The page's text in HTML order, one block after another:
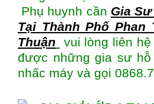
Phụ huynh cần Gia
Tại Thành Phố Phan
Thuận
vui lòng liên
được những gia sư
nhấc máy và gọi